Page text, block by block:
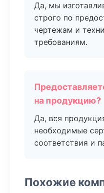
Да, мы
строго по
чертежам и
требованиям.
на продукцию?
Да, вся
необходимые
соответствия и
Похожие